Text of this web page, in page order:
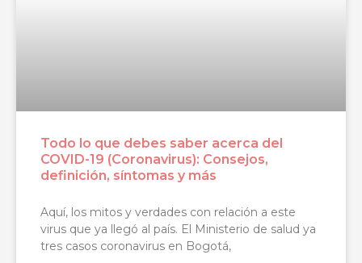
Todo lo que debes saber acerca del
COVID-19 (Coronavirus): Consejos,
definición, síntomas y más
Aquí, los mitos y verdades con relación a este
virus que ya llegó al país. El Ministerio de salud ya
tres casos coronavirus en Bogotá,